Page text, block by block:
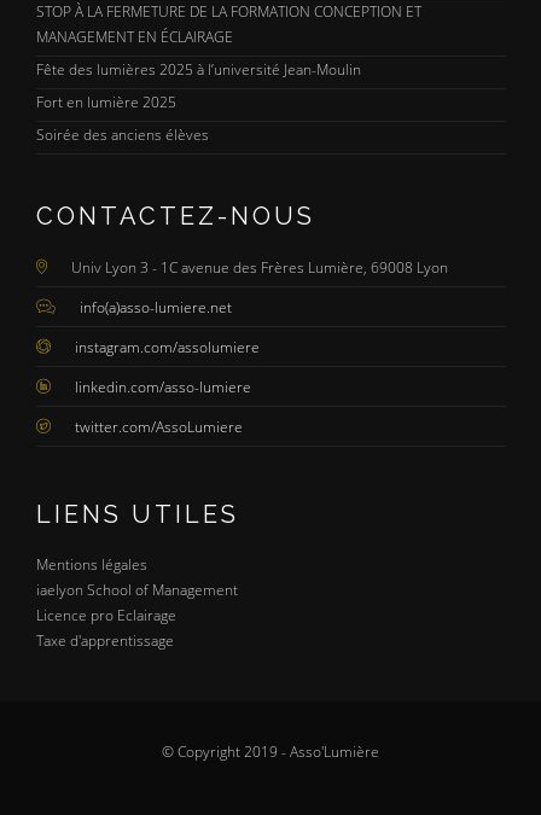
STOP À LA FERMETURE DE LA FORMATION CONCEPTION ET
MANAGEMENT EN ÉCLAIRAGE
Fête des lumières 2025 à l’université Jean-Moulin
Fort en lumière 2025
Soirée des anciens élèves
CONTACTEZ-NOUS
Univ Lyon 3 - 1C avenue des Frères Lumière, 69008 Lyon
info(a)asso-lumiere.net
instagram.com/assolumiere
linkedin.com/asso-lumiere
twitter.com/AssoLumiere
LIENS UTILES
Mentions légales
iaelyon School of Management
Licence pro Eclairage
Taxe d'apprentissage
© Copyright 2019 - Asso'Lumière